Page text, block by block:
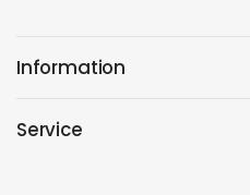
Information
Service